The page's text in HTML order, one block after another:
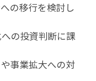
の移行を検討し
の投資判断に課
事業拡大への対